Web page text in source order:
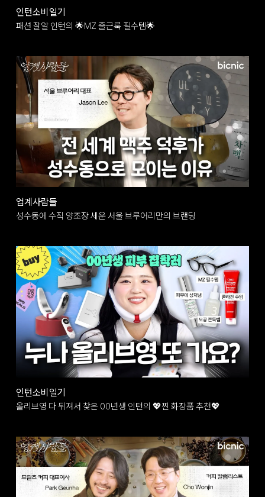
인턴소비일기
패션 잘알 인턴의 🌟MZ 출근룩 필수템🌟
업계사람들
성수동에 수직 양조장 세운 서울 브루어리만의 브랜딩
인턴소비일기
올리브영 다 뒤져서 찾은 00년생 인턴의 💖찐 화장품 추천💖